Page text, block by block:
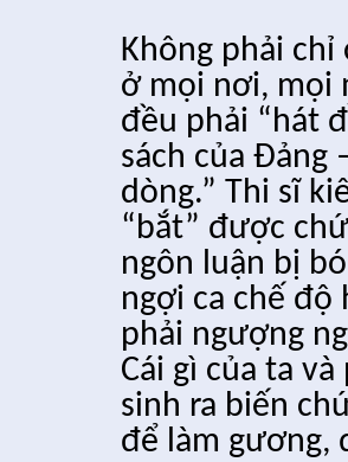
Không phải chỉ
ở mọi nơi, mọi
đều phải “hát
sách của Đảng
dòng.” Thi sĩ
“bắt” được
ngôn luận bị
ngợi ca chế độ
phải ngượng
Cái gì của ta
sinh ra biến
để làm gương,